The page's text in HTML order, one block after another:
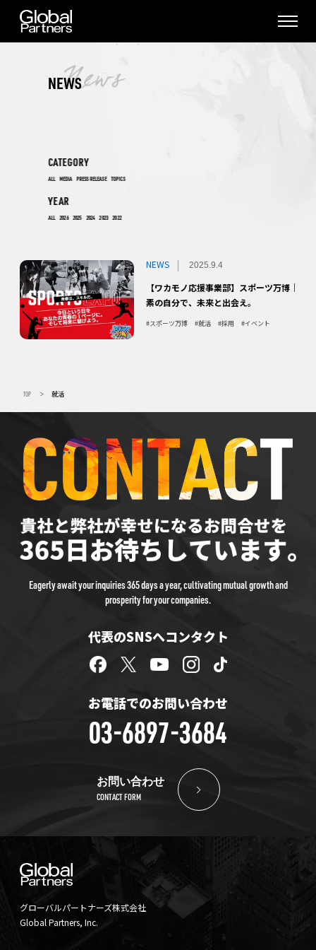
NEWS
CATEGORY
ALL MEDIA PRESS RELEASE TOPICS
YEAR
ALL 2026 2025 2024 2023 2022
NEWS 2025.9.4
【ワカモノ応援事業部】スポーツ万博｜
素の自分で、未来と出会え。
スポーツ万博 就活 採用 イベント
TOP > 就活
Eagerly await your inquiries 365 days a year, cultivating mutual growth and
prosperity for your companies.
代表のSNSへコンタクト
お電話でのお問い合わせ
03-6897-3684
お問い合わせ
CONTACT FORM
グローバルパートナーズ株式会社
Global Partners, Inc.